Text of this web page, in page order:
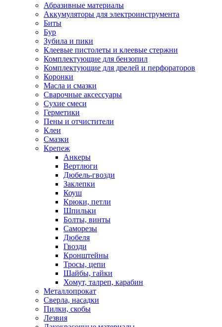
Абразивные материалы
Аккумуляторы для электроинструмента
Биты
Бур
Зубила и пики
Клеевые пистолеты и клеевые стержни
Комплектующие для бензопил
Комплектующие для дрелей и перфораторов
Коронки
Масла и смазки
Сварочные аксессуары
Сухие смеси
Герметики
Пены и отчистители
Клеи
Смазки
Крепеж
Анкеры
Вертлюги
Дюбель-гвозди
Заклепки
Коуш
Крюки, петли
Шпильки
Болты, винты
Саморезы
Дюбеля
Гвозди
Кронштейны
Тросы, цепи
Шайбы, гайки
Хомут, талреп, карабин
Металлопрокат
Сверла, насадки
Пилки, скобы
Лезвия